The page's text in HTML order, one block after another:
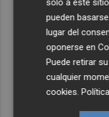
pueden
lugar del
oponerse en
Puede retirar
cualquier
cookies .